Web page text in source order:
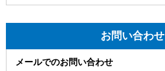
お問い合わせ
メールでのお問い合わせ